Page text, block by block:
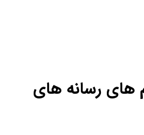
های رسانه های